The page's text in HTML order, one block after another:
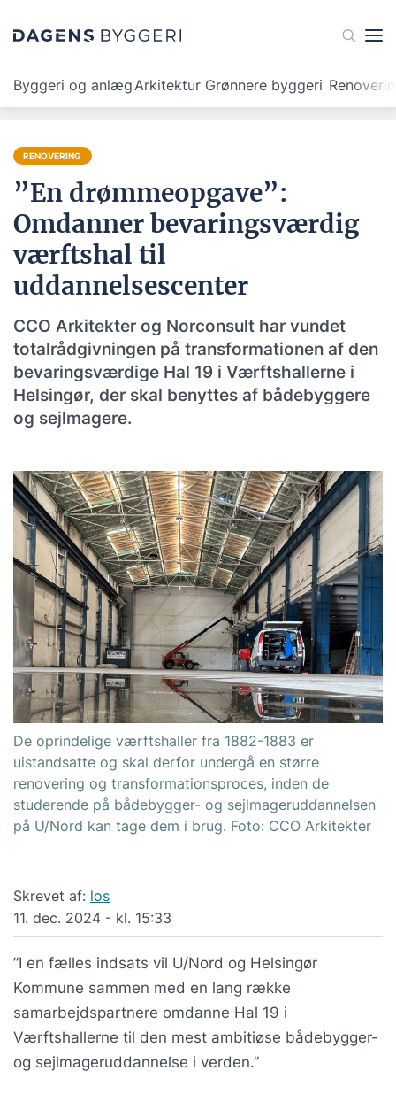
Byggeri og anlægArkitektur Grønnere byggeri
RENOVERING
”En drømmeopgave”:
Omdanner bevaringsværdig
værftshal til
uddannelsescenter
CCO Arkitekter og Norconsult har vundet
totalrådgivningen på transformationen af den
bevaringsværdige Hal 19 i Værftshallerne i
Helsingør, der skal benyttes af bådebyggere
og sejlmagere.
De oprindelige værftshaller fra 1882-1883 er
uistandsatte og skal derfor undergå en større
renovering og transformationsproces, inden de
studerende på bådebygger- og sejlmageruddannelsen
på U/Nord kan tage dem i brug. Foto: CCO Arkitekter
Skrevet af: los
11. dec. 2024 - kl. 15:33
”I en fælles indsats vil U/Nord og Helsingør
Kommune sammen med en lang række
samarbejdspartnere omdanne Hal 19 i
Værftshallerne til den mest ambitiøse bådebygger-
og sejlmageruddannelse i verden.”